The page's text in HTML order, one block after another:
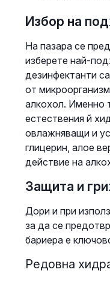
Избор на
На пазара се
изберете най-
дезинфектанти
от
алкохол. Именно
естествения й
овлажняващи и
глицерин, алое
действие на
Защита и
Дори и при
за да се
бариера е
Редовна